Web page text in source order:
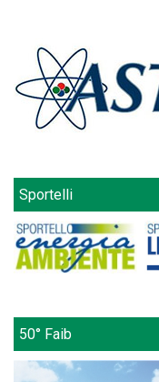
Sportelli
50° Faib